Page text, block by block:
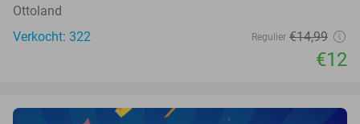
Ottoland
Verkocht: 322
Regulier €14,99
€12